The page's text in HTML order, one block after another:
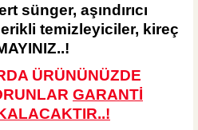
sünger, aşındırıcı
temizleyiciler, kireç
ÜRÜNÜNÜZDE
GARANTİ
CAKTIR..!